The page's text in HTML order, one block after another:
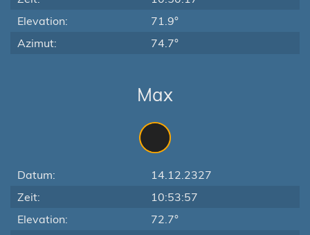
Elevation:
71.9°
Azimut:
74.7°
Max
Datum:
14.12.2327
Zeit:
10:53:57
Elevation:
72.7°